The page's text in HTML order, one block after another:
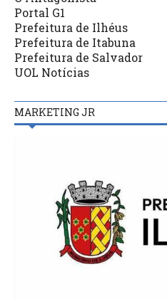
Portal G1
Prefeitura de Ilhéus
Prefeitura de Itabuna
Prefeitura de Salvador
UOL Notícias
MARKETING JR